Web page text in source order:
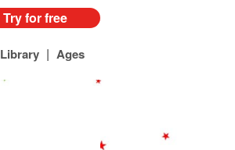
Try for free
Library | Ages